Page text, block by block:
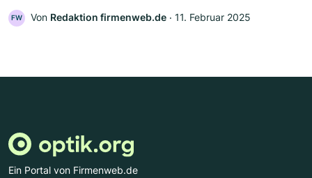
FW Von Redaktion firmenweb.de ‧ 11. Februar 2025
Ein Portal von Firmenweb.de